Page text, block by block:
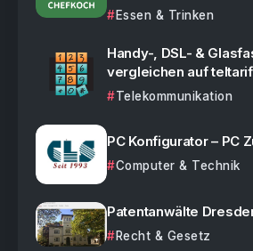
Essen & Trinken
Handy-, DSL- &
vergleichen auf
Telekommunikation
PC Konfigurator – PC
Computer & Technik
Patentanwälte
Recht & Gesetz